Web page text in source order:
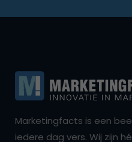
Marketingfacts is een
iedere dag vers. Wij zijn